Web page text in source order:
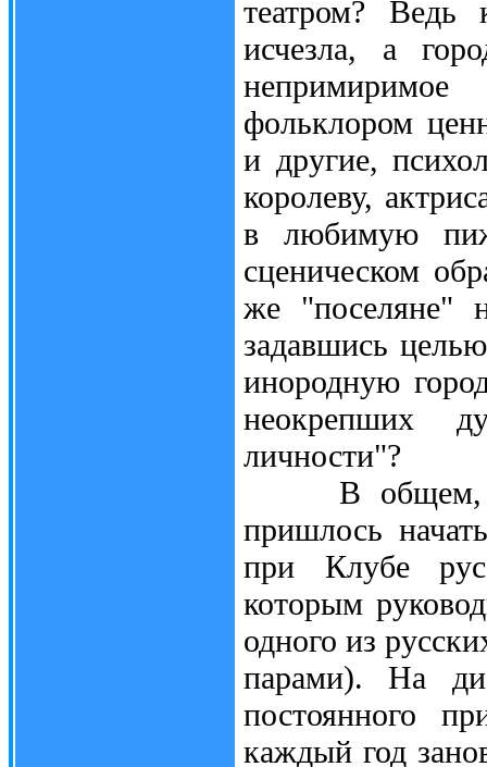
театром? Ведь
исчезла, а
фольклором
и другие,
королеву,
в любимую
сценическом
же "поселяне"
задавшись
инородную
неокрепших
личности"?
В общем,
пришлось
при Клубе
которым
одного из
парами). На
постоянного
каждый год